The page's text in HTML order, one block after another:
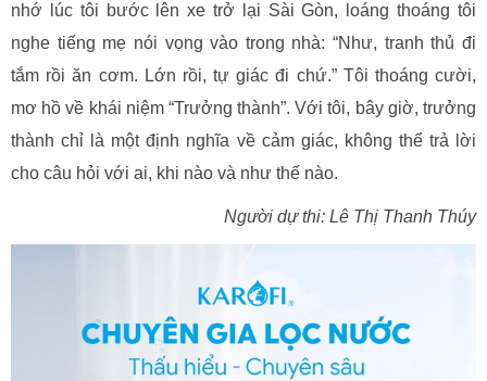
nhớ lúc tôi bước lên xe trở lại Sài Gòn, loáng thoáng tôi
nghe tiếng mẹ nói vọng vào trong nhà: “Như, tranh thủ đi
tắm rồi ăn cơm. Lớn rồi, tự giác đi chứ.” Tôi thoáng cười,
mơ hồ về khái niệm “Trưởng thành”. Với tôi, bây giờ, trưởng
thành chỉ là một định nghĩa về cảm giác, không thể trả lời
cho câu hỏi với ai, khi nào và như thế nào.
Người dự thi: Lê Thị Thanh Thúy